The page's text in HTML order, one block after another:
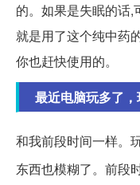
的。如果是失眠的话
就是用了这个纯中药
你也赶快使用的。
最近电脑玩多了
和我前段时间一样。
东西也模糊了。前段